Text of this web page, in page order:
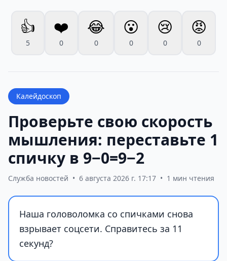
👍
5
❤️
0
😂
0
😮
0
😢
0
😡
0
Калейдоскоп
Проверьте свою скорость
мышления: переставьте 1
спичку в 9−0=9−2
Служба новостей • 6 августа 2026 г. 17:17 • 1 мин чтения
Наша головоломка со спичками снова
взрывает соцсети. Справитесь за 11
секунд?